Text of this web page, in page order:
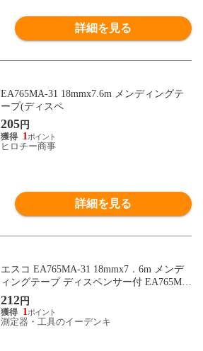
詳細を見る
EA765MA-31 18mmx7.6m メンディングテ
ープ(ディスペ
205円
1
ヒロチー商事
詳細を見る
エスコ EA765MA-31 18mmx7．6m メンデ
ィングテープ ディスペンサー付 EA765MA
31【キャンセル不可】
212円
1
測定器・工具のイーデンキ